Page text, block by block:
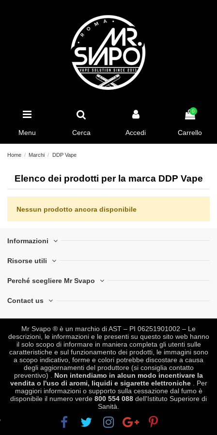
Menu Cerca Accedi
0
Carrello
Home Marchi DDP Vape
Elenco dei prodotti per la marca DDP Vape
Nessun prodotto ancora disponibile
Informazioni
Risorse utili
Perché scegliere Mr Svapo
Contact us
Mr Svapo ® è un marchio di AST – PI 06251901002 – Le
descrizioni, le informazioni e le presenti su questo sito web hanno
il solo scopo di informare in maniera completa gli utenti sulle
caratteristiche e sul funzionamento dei prodotti, le immagini sono
a scopo indicativo, forme e colori potrebbe discostare a causa
degli aggiornamenti del produttore (si consiglia contatto
preventivo) . Non intendiamo in alcun modo incentivare la
vendita o l'uso di aromi, liquidi e sigarette elettroniche. Per
maggiori informazioni o supporto sulla cessazione dal fumo è
disponibile il numero verde 800 554 088 dell'Istituto Superiore di
Sanità.